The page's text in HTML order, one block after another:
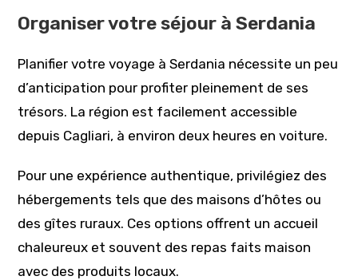
Organiser votre séjour à Serdania
Planifier votre voyage à Serdania nécessite un peu
d’anticipation pour profiter pleinement de ses
trésors. La région est facilement accessible
depuis Cagliari, à environ deux heures en voiture.
Pour une expérience authentique, privilégiez des
hébergements tels que des maisons d’hôtes ou
des gîtes ruraux. Ces options offrent un accueil
chaleureux et souvent des repas faits maison
avec des produits locaux.